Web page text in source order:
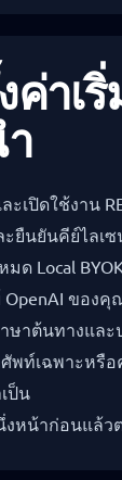
ค่าเ
ะเปิดใช้งาน
ยืนยันคีย์ไลเ
มด Local
OpenAI ของคุ
ษาต้นทางและ
พท์เฉพาะหรื
ป็น
งหน้าก่อนแล้ว